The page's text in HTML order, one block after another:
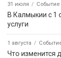
31 июля Событие
В Калмыкии с 1
услуги
1 августа
Что изменится